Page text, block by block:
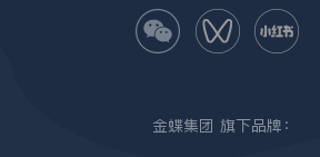
金蝶集团 旗下品牌：